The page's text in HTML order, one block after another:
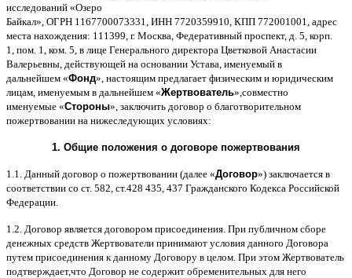
исследований «Озеро
Байкал», ОГРН 1167700073331, ИНН 7720359910, КПП 772001001, адрес
места нахождения: 111399, г. Москва Федеративный проспект, д . 5, корп
1, пом . 1, ком . 5, в лице Генерального директора Цветковой Анастасии
Валерьевны действующей на основании Устава именуемый в
дальнейшем «Фонд», настоящим предлагает физическим и юридическим
лицам именуемым в дальнейшем «Жертвователь», совместно
именуемые «Стороны», заключить договор o благотворительном
пожертвовании на нижеследующих условиях:
1. Общие положения o договоре пожертвования
1.1. Данный договор о пожертвовании (далее «Договор») заключается в
соответствии со ст. 582, ст.428 435, 437 Гражданского Кодекса Российской
Федерации
1.2. Договор является договором присоединения При публичном сборе
денежных средств Жертвователи принимают условия данного Договора
путем присоединения к данному Договору в целом При этом Жертвователь
подтверждает,что Договор не содержит обременительных для него